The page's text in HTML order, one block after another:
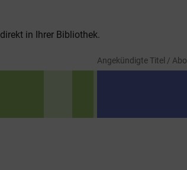
in Ihrer Bibliothek.
Angekündigte Titel / Abo